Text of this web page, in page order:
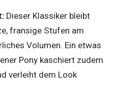
Dieser Klassiker bleibt
fransige Stufen am
Volumen. Ein etwas
Pony kaschiert zudem
verleiht dem Look